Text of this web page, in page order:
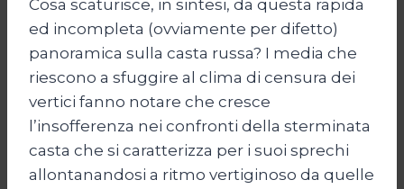
Cosa scaturisce, in sintesi, da questa rapida
ed incompleta (ovviamente per difetto)
panoramica sulla casta russa? I media che
riescono a sfuggire al clima di censura dei
vertici fanno notare che cresce
l’insofferenza nei confronti della sterminata
casta che si caratterizza per i suoi sprechi
allontanandosi a ritmo vertiginoso da quelle